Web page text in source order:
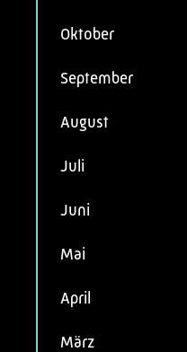
Oktober
September
August
Juli
Juni
Mai
April
März